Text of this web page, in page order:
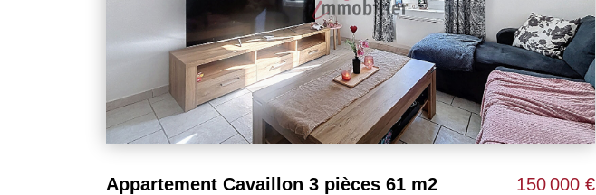
Appartement Cavaillon 3 pièces 61 m2 150 000 €